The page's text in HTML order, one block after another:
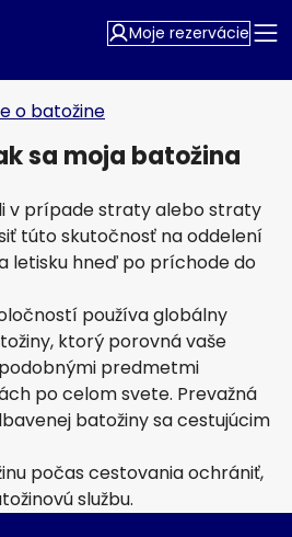
Moje rezervácie
o batožine
sa moja batožina
v prípade straty alebo straty
túto skutočnosť na oddelení
letisku hneď po príchode do
používa globálny
ktorý porovná vaše
predmetmi
po celom svete. Prevažná
batožiny sa cestujúcim
počas cestovania ochrániť,
službu.